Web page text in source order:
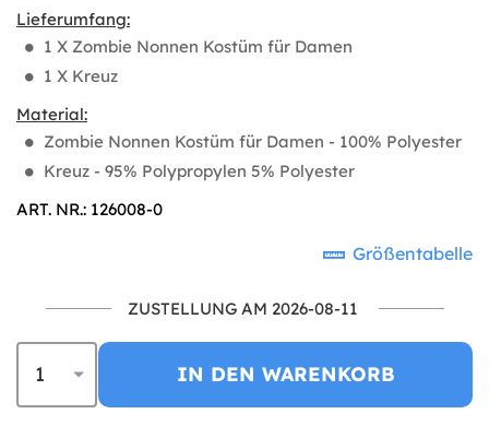
Lieferumfang:
1 X Zombie Nonnen Kostüm für Damen
1 X Kreuz
Material:
Zombie Nonnen Kostüm für Damen - 100% Polyester
Kreuz - 95% Polypropylen 5% Polyester
ART. NR.: 126008-0
Größentabelle
ZUSTELLUNG AM 2026-08-11
IN DEN WARENKORB